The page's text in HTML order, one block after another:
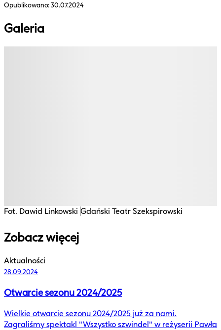
Opublikowano:30.07.2024
Galeria
Fot. Dawid Linkowski Gdański Teatr Szekspirowski
Zobacz więcej
Aktualności
28.09.2024
Otwarcie sezonu 2024/2025
Wielkie otwarcie sezonu 2024/2025 już za nami.
Zagraliśmy spektakl "Wszystko szwindel" w reżyserii Pawła